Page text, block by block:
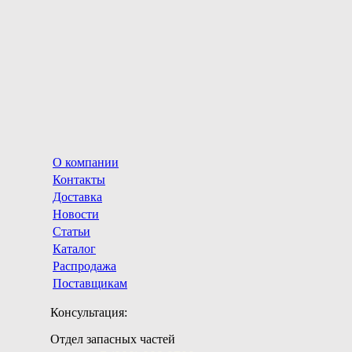
О компании
Контакты
Доставка
Новости
Статьи
Каталог
Распродажа
Поставщикам
Консультация:
Отдел запасных частей